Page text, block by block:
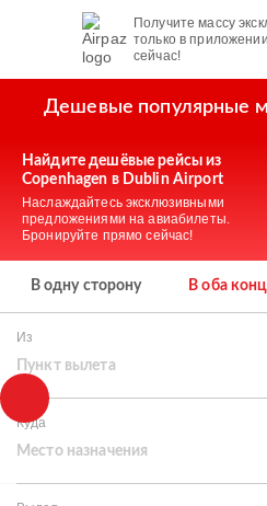
Получите массу
только в
сейчас!
Дешевые популярные
Найдите дешёвые рейсы из
Copenhagen в Dublin Airport
Наслаждайтесь эксклюзивными
предложениями на авиабилеты.
Бронируйте прямо сейчас!
В одну сторону В оба
Из
Пункт вылета
Куда
Место назначения